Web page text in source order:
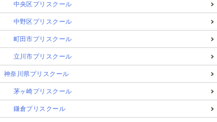
中央区プリスクール
中野区プリスクール
町田市プリスクール
立川市プリスクール
神奈川県プリスクール
茅ヶ崎プリスクール
鎌倉プリスクール